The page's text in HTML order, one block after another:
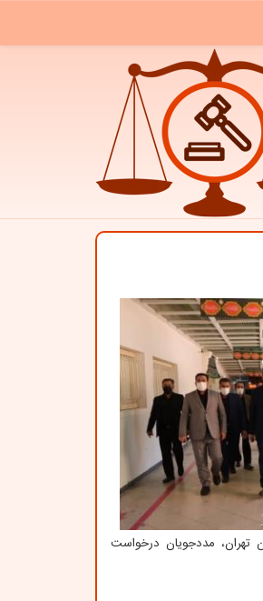
تهران، مددجویان درخواست